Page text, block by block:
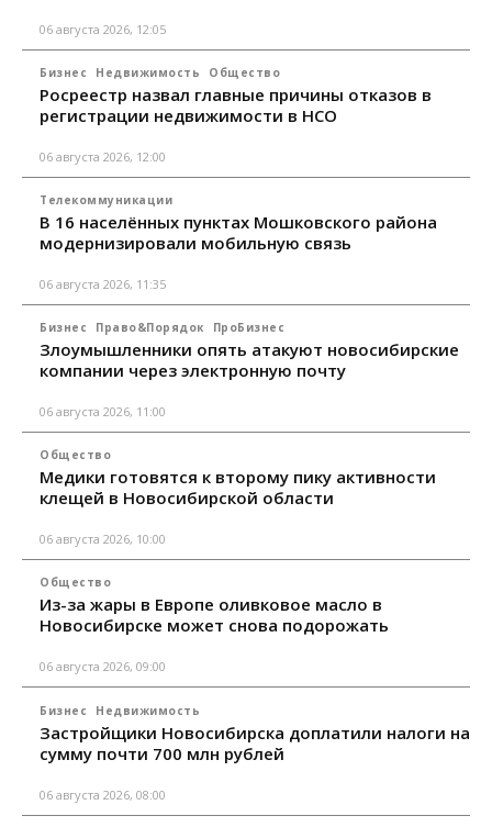
06 августа 2026, 12:05
Бизнес Недвижимость Общество
Росреестр назвал главные причины отказов в
регистрации недвижимости в НСО
06 августа 2026, 12:00
Телекоммуникации
В 16 населённых пунктах Мошковского района
модернизировали мобильную связь
06 августа 2026, 11:35
Бизнес Право&Порядок ПроБизнес
Злоумышленники опять атакуют новосибирские
компании через электронную почту
06 августа 2026, 11:00
Общество
Медики готовятся к второму пику активности
клещей в Новосибирской области
06 августа 2026, 10:00
Общество
Из-за жары в Европе оливковое масло в
Новосибирске может снова подорожать
06 августа 2026, 09:00
Бизнес Недвижимость
Застройщики Новосибирска доплатили налоги на
сумму почти 700 млн рублей
06 августа 2026, 08:00